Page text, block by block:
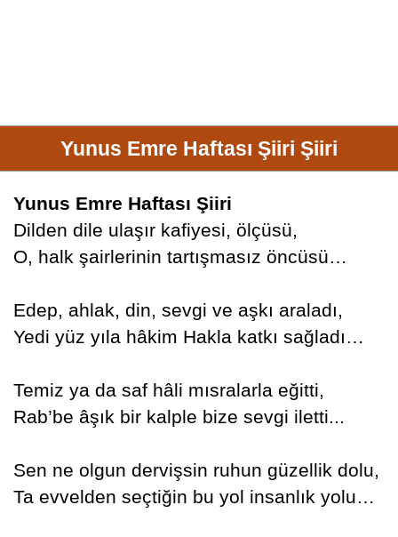
Yunus Emre Haftası Şiiri Şiiri
Yunus Emre Haftası Şiiri
Dilden dile ulaşır kafiyesi, ölçüsü,
O, halk şairlerinin tartışmasız öncüsü…
Edep, ahlak, din, sevgi ve aşkı araladı,
Yedi yüz yıla hâkim Hakla katkı sağladı…
Temiz ya da saf hâli mısralarla eğitti,
Rab’be âşık bir kalple bize sevgi iletti...
Sen ne olgun dervişsin ruhun güzellik dolu,
Ta evvelden seçtiğin bu yol insanlık yolu…